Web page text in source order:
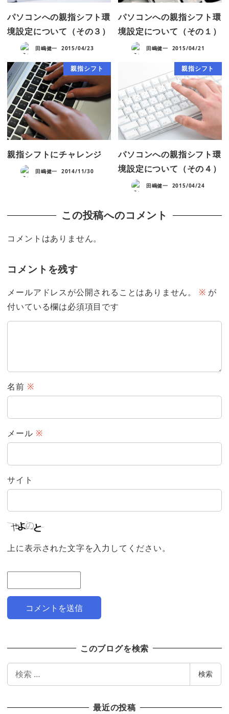
パソコンへの親指シフト環
境設定について（その３）
田嶋健一 2015/04/23
パソコンへの親指シフト環
境設定について（その１）
田嶋健一 2015/04/21
親指シフト
親指シフトにチャレンジ
田嶋健一 2014/11/30
親指シフト
パソコンへの親指シフト環
境設定について（その４）
田嶋健一 2015/04/24
この投稿へのコメント
コメントはありません。
コメントを残す
メールアドレスが公開されることはありません。 ※ が
付いている欄は必須項目です
名前 ※
メール ※
サイト
上に表示された文字を入力してください。
このブログを検索
索
検索
最近の投稿